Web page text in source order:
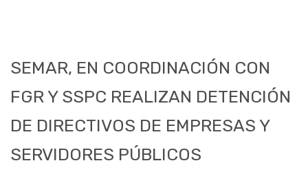
SEMAR, EN COORDINACIÓN CON
FGR Y SSPC REALIZAN DETENCIÓN
DE DIRECTIVOS DE EMPRESAS Y
SERVIDORES PÚBLICOS